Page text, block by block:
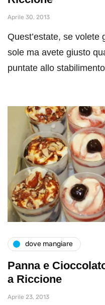
Aprile 30, 2013
Quest’estate, se volete
sole ma avete giusto
puntate allo
dove mangiare
Panna e
a Riccione
Aprile 23, 2013